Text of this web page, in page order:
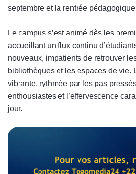
septembre et la rentrée
Le campus s’est animé dès les
accueillant un flux continu
nouveaux, impatients de retrouver
bibliothèques et les espaces de vie.
vibrante, rythmée par les pas
enthousiastes et l’effervescence
jour.